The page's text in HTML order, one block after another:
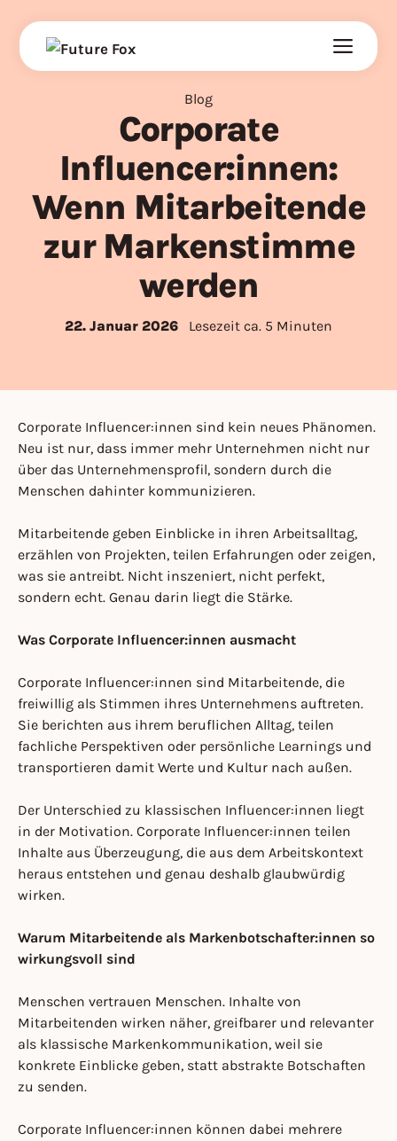
Inhalt
springen
Blog
Corporate
Influencer:innen:
Wenn Mitarbeitende
zur Markenstimme
werden
22. Januar 2026 Lesezeit ca. 5 Minuten
Corporate Influencer:innen sind kein neues Phänomen.
Neu ist nur, dass immer mehr Unternehmen nicht nur
über das Unternehmensprofil, sondern durch die
Menschen dahinter kommunizieren.
Mitarbeitende geben Einblicke in ihren Arbeitsalltag,
erzählen von Projekten, teilen Erfahrungen oder zeigen,
was sie antreibt. Nicht inszeniert, nicht perfekt,
sondern echt. Genau darin liegt die Stärke.
Was Corporate Influencer:innen ausmacht
Corporate Influencer:innen sind Mitarbeitende, die
freiwillig als Stimmen ihres Unternehmens auftreten.
Sie berichten aus ihrem beruflichen Alltag, teilen
fachliche Perspektiven oder persönliche Learnings und
transportieren damit Werte und Kultur nach außen.
Der Unterschied zu klassischen Influencer:innen liegt
in der Motivation. Corporate Influencer:innen teilen
Inhalte aus Überzeugung, die aus dem Arbeitskontext
heraus entstehen und genau deshalb glaubwürdig
wirken.
Warum Mitarbeitende als Markenbotschafter:innen so
wirkungsvoll sind
Menschen vertrauen Menschen. Inhalte von
Mitarbeitenden wirken näher, greifbarer und relevanter
als klassische Markenkommunikation, weil sie
konkrete Einblicke geben, statt abstrakte Botschaften
zu senden.
Corporate Influencer:innen können dabei mehrere